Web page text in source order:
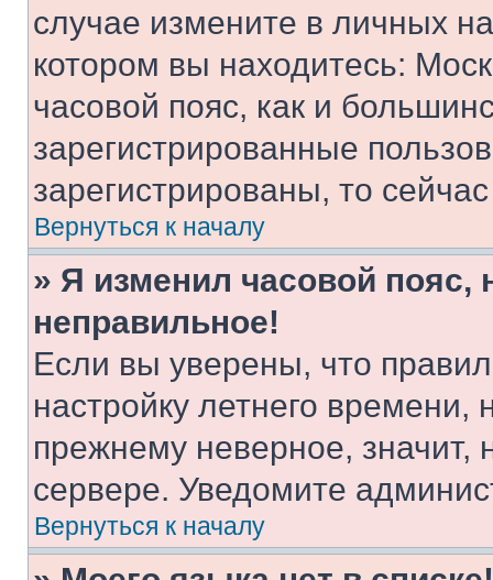
случае измените в личных
котором вы находитесь:
часовой пояс, как и
зарегистрированные
зарегистрированы, то
Вернуться к началу
» Я изменил часовой пояс,
неправильное!
Если вы уверены, что
настройку летнего
прежнему неверное, значит,
сервере. Уведомите
Вернуться к началу